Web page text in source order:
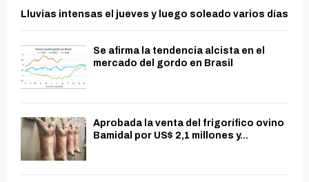
Lluvias intensas el jueves y luego soleado varios días
Se afirma la tendencia alcista en el
mercado del gordo en Brasil
Aprobada la venta del frigorífico ovino
Bamidal por US$ 2,1 millones y...